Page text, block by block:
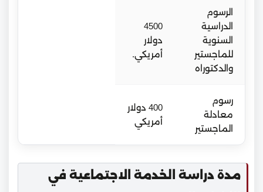
الرسوم
الدراسية
السنوية
للماجستير
والدكتوراه
4500
دولار
أمريكي.
رسوم
معادلة
الماجستير
400 دولار
أمريكي
مدة دراسة الخدمة الاجتماعية في